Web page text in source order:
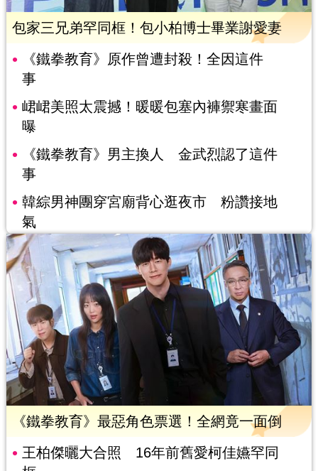
包家三兄弟罕同框！包小柏博士畢業謝愛妻
《鐵拳教育》原作曾遭封殺！全因這件
事
峮峮美照太震撼！暖暖包塞內褲禦寒畫面
曝
《鐵拳教育》男主換人 金武烈認了這件
事
韓綜男神團穿宮廟背心逛夜市 粉讚接地
氣
《鐵拳教育》最惡角色票選！全網竟一面倒
王柏傑曬大合照 16年前舊愛柯佳嬿罕同